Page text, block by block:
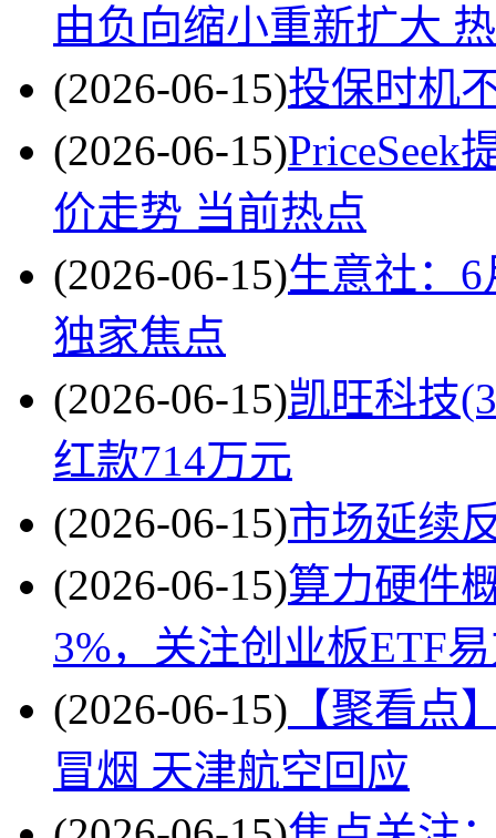
由负向缩小重新扩大
(2026-06-15)投保时机
(2026-06-15)PriceSeek
价走势 当前热点
(2026-06-15)生意社：6
独家焦点
(2026-06-15)凯旺科技
红款714万元
(2026-06-15)市场延续
(2026-06-15)算力硬件
3%，关注创业板ETF
(2026-06-15) 【聚看点
冒烟 天津航空回应